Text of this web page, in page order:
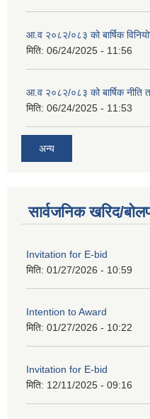
आ.व २०८२/०८३ को बार्षिक
मिति: 06/24/2025 - 11:56
आ.व २०८२/०८३ को बार्षिक नीति
मिति: 06/24/2025 - 11:53
अन्य
सार्वजनिक खरिद/
Invitation for E-bid
मिति: 01/27/2026 - 10:59
Intention to Award
मिति: 01/27/2026 - 10:22
Invitation for E-bid
मिति: 12/11/2025 - 09:16